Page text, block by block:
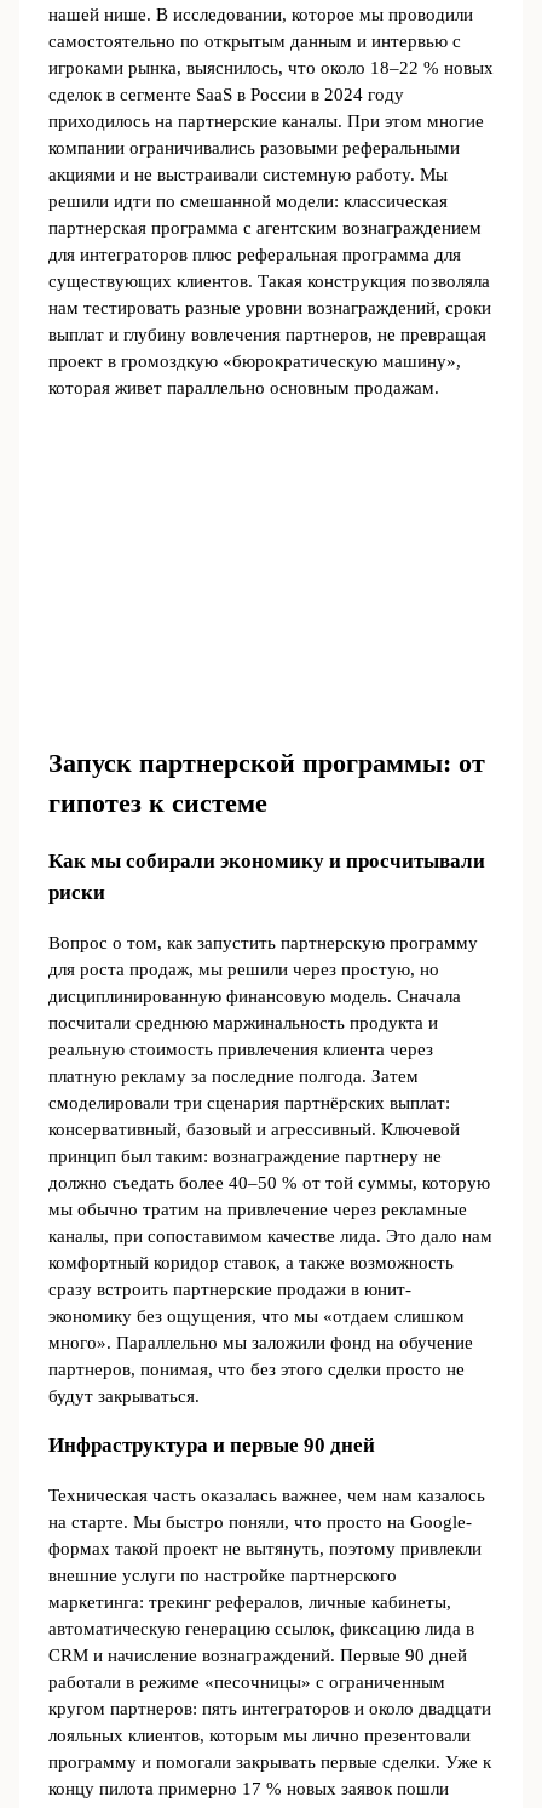
нашей нише. В исследовании, которое мы проводили
самостоятельно по открытым данным и интервью с
игроками рынка, выяснилось, что около 18–22 % новых
сделок в сегменте SaaS в России в 2024 году
приходилось на партнерские каналы. При этом многие
компании ограничивались разовыми реферальными
акциями и не выстраивали системную работу. Мы
решили идти по смешанной модели: классическая
партнерская программа с агентским вознаграждением
для интеграторов плюс реферальная программа для
существующих клиентов. Такая конструкция позволяла
нам тестировать разные уровни вознаграждений, сроки
выплат и глубину вовлечения партнеров, не превращая
проект в громоздкую «бюрократическую машину»,
которая живет параллельно основным продажам.
Запуск партнерской программы: от
гипотез к системе
Как мы собирали экономику и просчитывали
риски
Вопрос о том, как запустить партнерскую программу
для роста продаж, мы решили через простую, но
дисциплинированную финансовую модель. Сначала
посчитали среднюю маржинальность продукта и
реальную стоимость привлечения клиента через
платную рекламу за последние полгода. Затем
смоделировали три сценария партнёрских выплат:
консервативный, базовый и агрессивный. Ключевой
принцип был таким: вознаграждение партнеру не
должно съедать более 40–50 % от той суммы, которую
мы обычно тратим на привлечение через рекламные
каналы, при сопоставимом качестве лида. Это дало нам
комфортный коридор ставок, а также возможность
сразу встроить партнерские продажи в юнит-
экономику без ощущения, что мы «отдаем слишком
много». Параллельно мы заложили фонд на обучение
партнеров, понимая, что без этого сделки просто не
будут закрываться.
Инфраструктура и первые 90 дней
Техническая часть оказалась важнее, чем нам казалось
на старте. Мы быстро поняли, что просто на Google-
формах такой проект не вытянуть, поэтому привлекли
внешние услуги по настройке партнерского
маркетинга: трекинг рефералов, личные кабинеты,
автоматическую генерацию ссылок, фиксацию лида в
CRM и начисление вознаграждений. Первые 90 дней
работали в режиме «песочницы» с ограниченным
кругом партнеров: пять интеграторов и около двадцати
лояльных клиентов, которым мы лично презентовали
программу и помогали закрывать первые сделки. Уже к
концу пилота примерно 17 % новых заявок пошли